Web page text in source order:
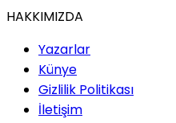
HAKKIMIZDA
Yazarlar
Künye
Gizlilik Politikası
İletişim